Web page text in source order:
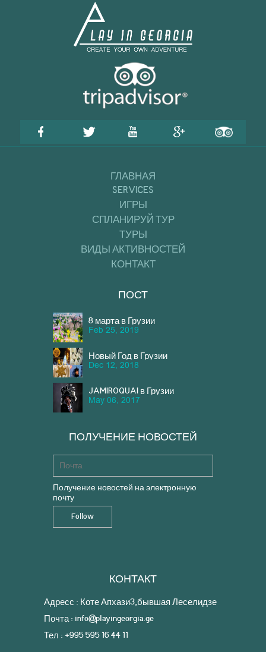
ГЛАВНАЯ
SERVICES
ИГРЫ
СПЛАНИРУЙ ТУР
ТУРЫ
ВИДЫ АКТИВНОСТЕЙ
КОНТАКТ
ПОСТ
8 марта в Грузии
Feb 25, 2019
Новый Год в Грузии
Dec 12, 2018
JAMIROQUAI в Грузии
May 06, 2017
ПОЛУЧЕНИЕ НОВОСТЕЙ
Получение новостей на электронную
почту
КОНТАКТ
Адресс : Коте Апхази3,бывшая Леселидзе
Почта : info@playingeorgia.ge
Тел : +995 595 16 44 11